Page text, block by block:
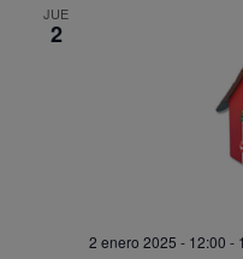
JUE
2
2 enero 2025 - 12:00 -